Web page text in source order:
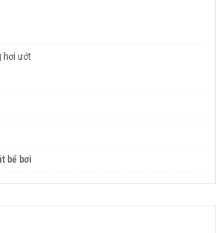
hơi ướt
bể bơi